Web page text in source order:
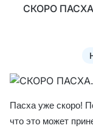
СКОРО
Пасха уже скоро!
что это может